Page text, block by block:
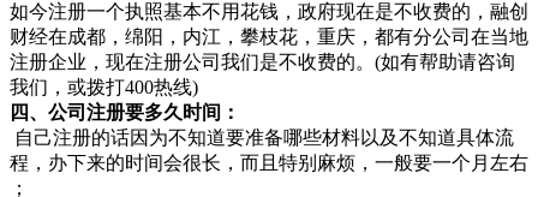
如今注册一个执照基本不用花钱，政府现在是不收费的，融创
财经在成都，绵阳，内江，攀枝花，重庆，都有分公司在当地
注册企业，现在注册公司我们是不收费的。(如有帮助请咨询
我们，或拨打400热线)
四、公司注册要多久时间：
自己注册的话因为不知道要准备哪些材料以及不知道具体流
程，办下来的时间会很长，而且特别麻烦，一般要一个月左右
；